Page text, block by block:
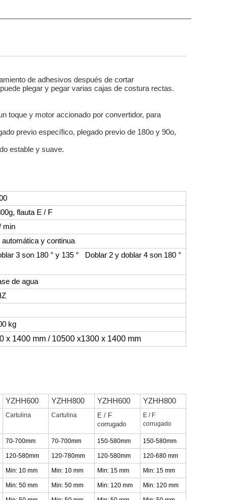
de adhesivos después de cortar
plegar y pegar varias cajas de costura rectas.
toque y motor accionado por convertidor, para
previo específico, plegado previo de 180o y 90o,
estable y suave.
flauta E / F
min
y continua
3 son 180 ° y 135 ° Doblar 2 y doblar 4 son 180 °
de agua
kg
x 1400 mm / 10500 x1300 x 1400 mm
YZHH600 YZHH800 YZHH600 YZHH800
Cartulina Cartulina
E / F
corrugado
E / F
corrugado
70-700mm 70-700mm 150-580mm 150-580mm
120-580mm 120-780mm 120-580mm 120-680 mm
Min: 10 mm Min: 10 mm Min: 15 mm Min: 15 mm
Min: 50 mm Min: 50 mm Min: 120 mm Min: 120 mm